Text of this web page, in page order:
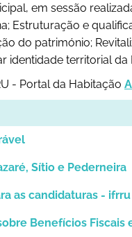
em sessão
Estruturação e
do património;
identidade territorial da
- Portal da Habitação
Sítio e Pederneira
as candidaturas - ifrru
Benefícios Fiscais